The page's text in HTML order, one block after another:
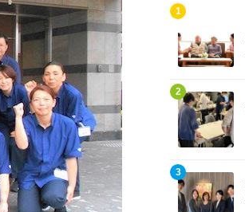
1
記事を読む
2
記事を読む
3
記事を読む